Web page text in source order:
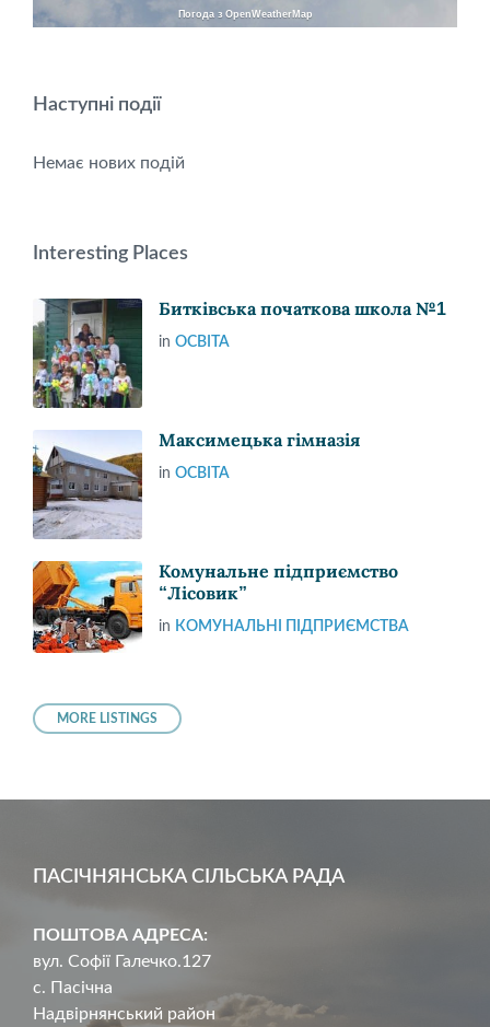
Погода з OpenWeatherMap
Наступні події
Немає нових подій
Interesting Places
Битківська початкова школа №1
in ОСВІТА
Максимецька гімназія
in ОСВІТА
Комунальне підприємство
“Лісовик”
in КОМУНАЛЬНІ ПІДПРИЄМСТВА
MORE LISTINGS
ПАСІЧНЯНСЬКА СІЛЬСЬКА РАДА
ПОШТОВА АДРЕСА:
вул. Софії Галечко.127
с. Пасічна
Надвірнянський район